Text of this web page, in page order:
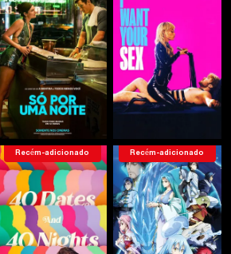
Recém-adicionado Recém-adicionado